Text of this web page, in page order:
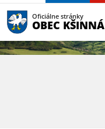
Oficiálne stránky
OBEC KŠINNÁ